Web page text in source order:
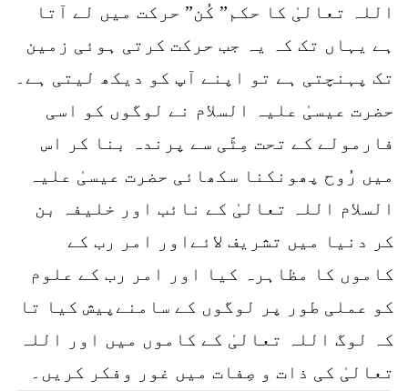
اللہ تعالیٰ کا حکم” کُن” حرکت میں لے آتا
ہے یہاں تک کہ یہ جب حرکت کرتی ہوئی زمین
تک پہنچتی ہے تو اپنے آپ کو دیکھ لیتی ہے۔
حضرت عیسیٰ علیہ السلام نے لوگوں کو اسی
فارمولے کے تحت مِٹّی سے پرندہ بنا کر اس
میں رُوح پھونکنا سکھائی حضرت عیسیٰ علیہ
السلام اللہ تعالیٰ کے نائب اور خلیفہ بن
کر دنیا میں تشریف لائےاور امر رب کے
کاموں کا مظاہرہ کیا اور امر رب کے علوم
کو عملی طور پر لوگوں کے سامنےپیش کیا تا
کہ لوگ اللہ تعالیٰ کے کاموں میں اور اللہ
تعالیٰ کی ذات و صِفات میں غور وفکر کریں۔